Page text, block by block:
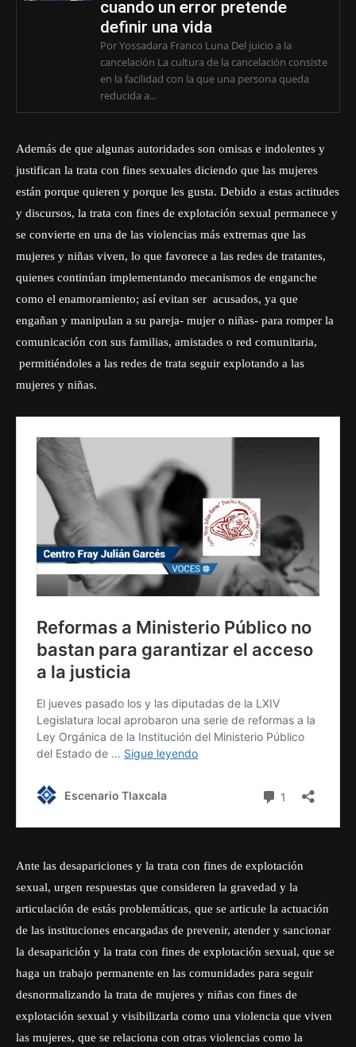
cuando un error pretende
definir una vida
Por Yossadara Franco Luna Del juicio a la
cancelación La cultura de la cancelación consiste
en la facilidad con la que una persona queda
reducida a...
Además de que algunas autoridades son omisas e indolentes y
justifican la trata con fines sexuales diciendo que las mujeres
están porque quieren y porque les gusta. Debido a estas actitudes
y discursos, la trata con fines de explotación sexual permanece y
se convierte en una de las violencias más extremas que las
mujeres y niñas viven, lo que favorece a las redes de tratantes,
quienes continúan implementando mecanismos de enganche
como el enamoramiento; así evitan ser acusados, ya que
engañan y manipulan a su pareja- mujer o niñas- para romper la
comunicación con sus familias, amistades o red comunitaria,
permitiéndoles a las redes de trata seguir explotando a las
mujeres y niñas.
Ante las desapariciones y la trata con fines de explotación
sexual, urgen respuestas que consideren la gravedad y la
articulación de estás problemáticas, que se articule la actuación
de las instituciones encargadas de prevenir, atender y sancionar
la desaparición y la trata con fines de explotación sexual, que se
haga un trabajo permanente en las comunidades para seguir
desnormalizando la trata de mujeres y niñas con fines de
explotación sexual y visibilizarla como una violencia que viven
las mujeres, que se relaciona con otras violencias como la